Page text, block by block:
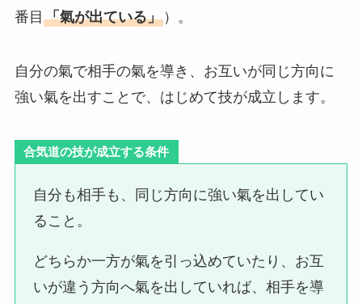
番目 「氣が出ている」）。
自分の氣で相手の氣を導き、お互いが同じ方向に
強い氣を出すことで、はじめて技が成立します。
合気道の技が成立する条件
自分も相手も、同じ方向に強い氣を出してい
ること。
どちらか一方が氣を引っ込めていたり、お互
いが違う方向へ氣を出していれば、相手を導